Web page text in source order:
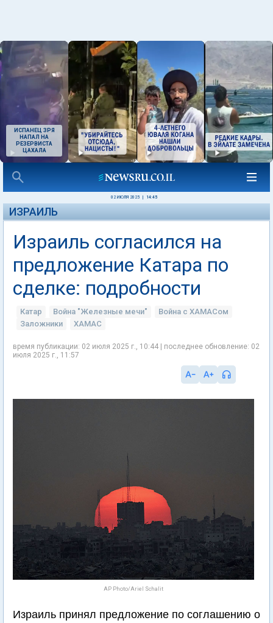
ИСПАНЕЦ ЗРЯ
НАПАЛ НА
РЕЗЕРВИСТА
ЦАХАЛА
02 ИЮЛЯ 2025 14:45
ИЗРАИЛЬ
Израиль согласился на
предложение Катара по
сделке: подробности
Катар Война "Железные мечи"
Война с ХАМАСом
Заложники
ХАМАС
время публикации: 02 июля 2025 г., 10:44 | последнее обновление: 02
июля 2025 г., 11:57
AP Photo/Ariel Schalit
Израиль принял предложение по соглашению о